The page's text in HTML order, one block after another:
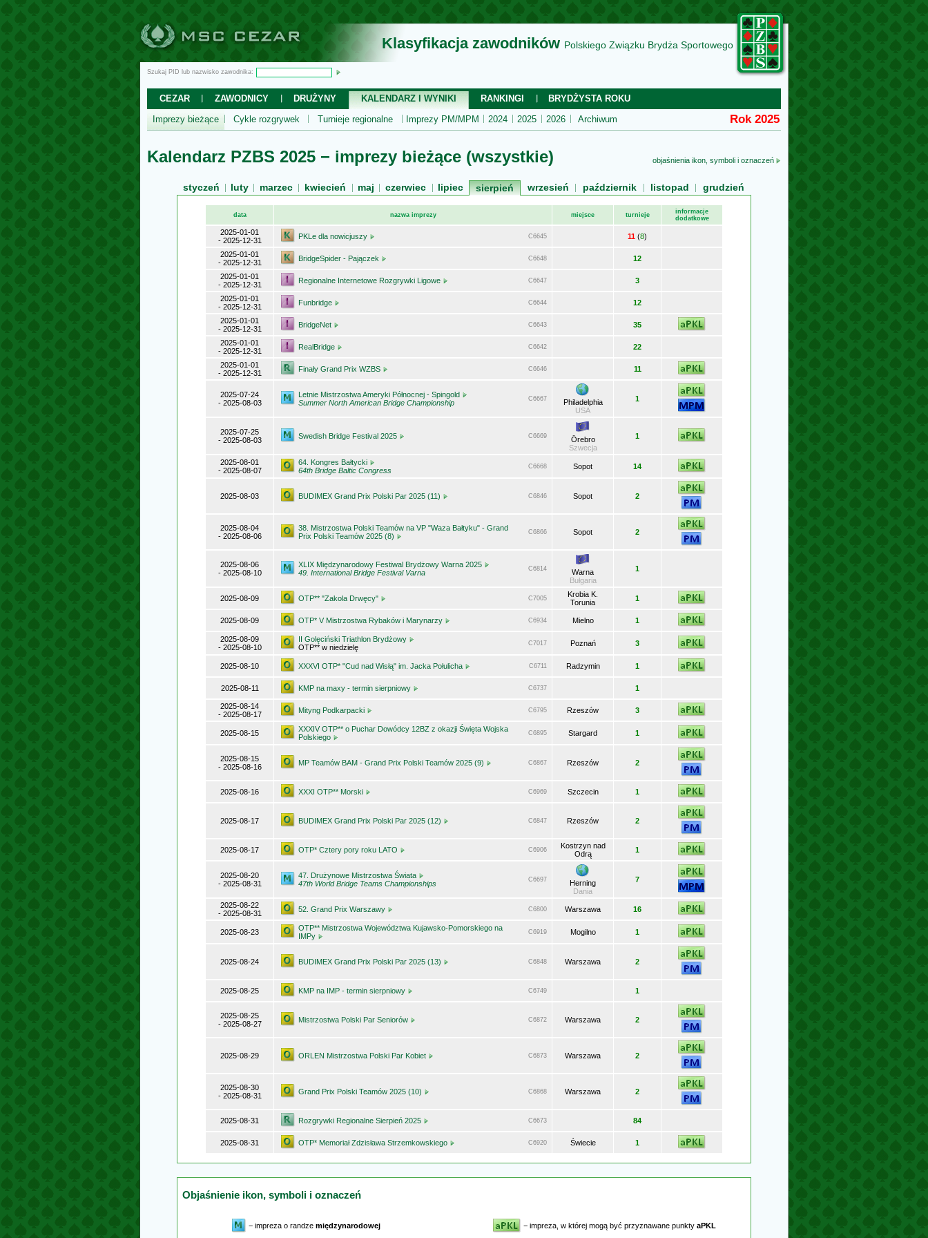
Klasyfikacja zawodników Polskiego Związku Brydża Sportowego
Szukaj PID lub nazwisko zawodnika:
CEZAR ZAWODNICY DRUŻYNY KALENDARZ I WYNIKI RANKINGI
BRYDŻYSTA ROKU
Imprezy bieżące
Cykle rozgrywek Turnieje regionalne Imprezy PM/MPM 2024 2025 2026 Archiwum Rok 2025
objaśnienia ikon, symboli i oznaczeń
Kalendarz PZBS 2025 − imprezy bieżące (wszystkie)
styczeń luty marzec kwiecień maj czerwiec lipiec sierpień wrzesień październik listopad grudzień
data nazwa imprezy miejsce turnieje
informacje
dodatkowe
2025-01-01
- 2025-12-31
PKLe dla nowicjuszy C6645 11 (8)
2025-01-01
- 2025-12-31
BridgeSpider - Pajączek C6648 12
2025-01-01
- 2025-12-31
Regionalne Internetowe Rozgrywki Ligowe C6647 3
2025-01-01
- 2025-12-31
Funbridge C6644 12
2025-01-01
- 2025-12-31
BridgeNet C6643 35
2025-01-01
- 2025-12-31
RealBridge C6642 22
2025-01-01
- 2025-12-31
Finały Grand Prix WZBS C6646 11
2025-07-24
- 2025-08-03
Letnie Mistrzostwa Ameryki Północnej - Spingold
Summer North American Bridge Championship
C6667
Philadelphia
USA
1
2025-07-25
- 2025-08-03
Swedish Bridge Festival 2025 C6669
Örebro
Szwecja
1
2025-08-01
- 2025-08-07
64. Kongres Bałtycki
64th Bridge Baltic Congress
C6668 Sopot 14
2025-08-03 BUDIMEX Grand Prix Polski Par 2025 (11) C6846 Sopot 2
2025-08-04
- 2025-08-06
38. Mistrzostwa Polski Teamów na VP "Waza Bałtyku" - Grand
Prix Polski Teamów 2025 (8)
C6866 Sopot 2
2025-08-06
- 2025-08-10
XLIX Międzynarodowy Festiwal Brydżowy Warna 2025
49. International Bridge Festival Varna
C6814
Warna
Bułgaria
1
2025-08-09 OTP** "Zakola Drwęcy" C7005
Krobia K.
Torunia
1
2025-08-09 OTP* V Mistrzostwa Rybaków i Marynarzy C6934 Mielno 1
2025-08-09
- 2025-08-10
II Golęciński Triathlon Brydżowy
OTP** w niedzielę
C7017 Poznań 3
2025-08-10 XXXVI OTP* "Cud nad Wisłą" im. Jacka Połulicha C6711 Radzymin 1
2025-08-11 KMP na maxy - termin sierpniowy C6737 1
2025-08-14
- 2025-08-17
Mityng Podkarpacki C6795 Rzeszów 3
2025-08-15
XXXIV OTP** o Puchar Dowódcy 12BZ z okazji Święta Wojska
Polskiego
C6895 Stargard 1
2025-08-15
- 2025-08-16
MP Teamów BAM - Grand Prix Polski Teamów 2025 (9) C6867 Rzeszów 2
2025-08-16 XXXI OTP** Morski C6969 Szczecin 1
2025-08-17 BUDIMEX Grand Prix Polski Par 2025 (12) C6847 Rzeszów 2
2025-08-17 OTP* Cztery pory roku LATO C6906
Kostrzyn nad
Odrą
1
2025-08-20
- 2025-08-31
47. Drużynowe Mistrzostwa Świata
47th World Bridge Teams Championships
C6697
Herning
Dania
7
2025-08-22
- 2025-08-31
52. Grand Prix Warszawy C6800 Warszawa 16
2025-08-23
OTP** Mistrzostwa Województwa Kujawsko-Pomorskiego na
IMPy
C6919 Mogilno 1
2025-08-24 BUDIMEX Grand Prix Polski Par 2025 (13) C6848 Warszawa 2
2025-08-25 KMP na IMP - termin sierpniowy C6749 1
2025-08-25
- 2025-08-27
Mistrzostwa Polski Par Seniorów C6872 Warszawa 2
2025-08-29 ORLEN Mistrzostwa Polski Par Kobiet C6873 Warszawa 2
2025-08-30
- 2025-08-31
Grand Prix Polski Teamów 2025 (10) C6868 Warszawa 2
2025-08-31 Rozgrywki Regionalne Sierpień 2025 C6673 84
2025-08-31 OTP* Memoriał Zdzisława Strzemkowskiego C6920 Świecie 1
Objaśnienie ikon, symboli i oznaczeń
− impreza o randze międzynarodowej − impreza, w której mogą być przyznawane punkty aPKL